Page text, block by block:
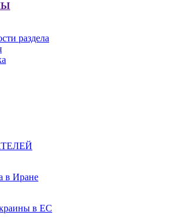
раздела
в Иране
в ЕС